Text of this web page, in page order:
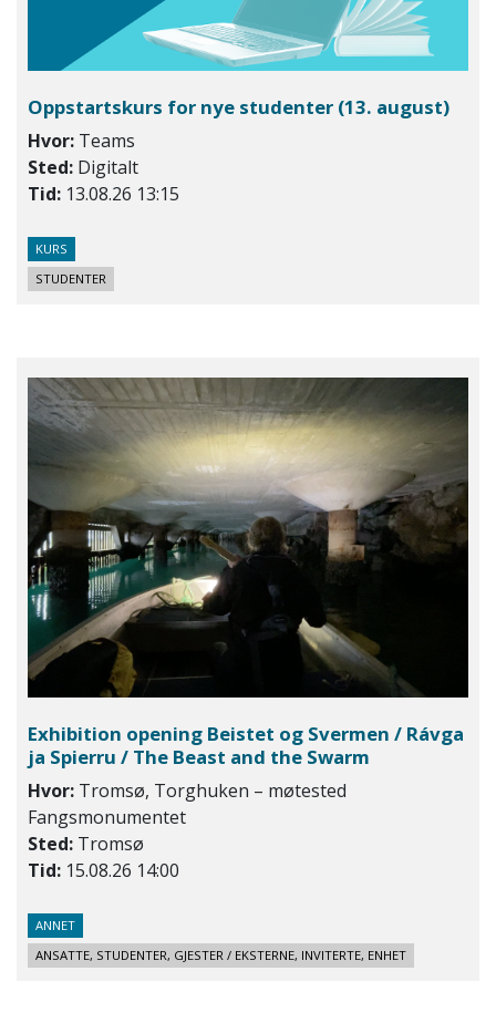
Oppstartskurs for nye studenter (13. august)
Hvor: Teams
Sted: Digitalt
Tid: 13.08.26 13:15
KURS
STUDENTER
Exhibition opening Beistet og Svermen / Rávga
ja Spierru / The Beast and the Swarm
Hvor: Tromsø, Torghuken – møtested
Fangsmonumentet
Sted: Tromsø
Tid: 15.08.26 14:00
ANNET
ANSATTE, STUDENTER, GJESTER / EKSTERNE, INVITERTE, ENHET